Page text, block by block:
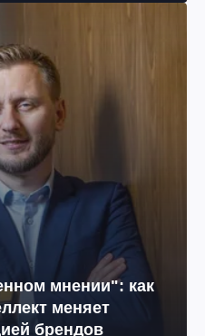
мнении": как
меняет